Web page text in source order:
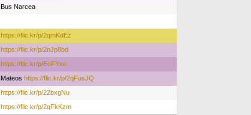
Bus Narcea
https://flic.kr/p/2qmKdEz
https://flic.kr/p/2nJp8bd
https://flic.kr/p/EoFYxe
Mateos https://flic.kr/p/2qFusJQ
https://flic.kr/p/22bxgNu
https://flic.kr/p/2qFkKzm